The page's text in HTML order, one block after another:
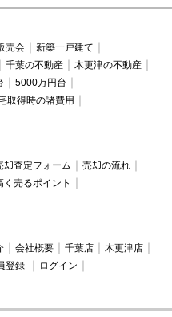
売会
新築一戸建て
千葉の不動産
木更津の不動産
5000万円台
取得時の諸費用
却査定フォーム
売却の流れ
く売るポイント
会社概要 千葉店
木更津店
登録
ログイン